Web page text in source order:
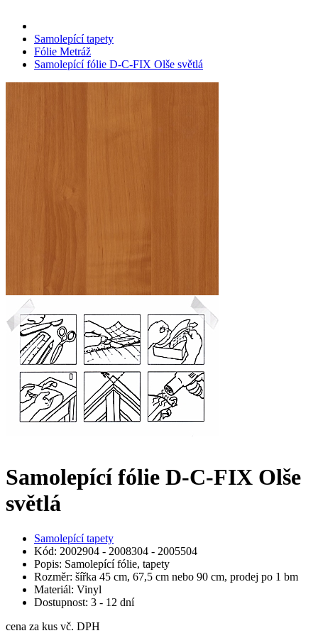
Samolepící tapety
Fólie Metráž
Samolepící fólie D-C-FIX Olše světlá
Samolepící fólie D-C-FIX Olše
světlá
Samolepící tapety
Kód: 2002904 - 2008304 - 2005504
Popis: Samolepící fólie, tapety
Rozměr: šířka 45 cm, 67,5 cm nebo 90 cm, prodej po 1 bm
Materiál: Vinyl
Dostupnost: 3 - 12 dní
cena za kus vč. DPH